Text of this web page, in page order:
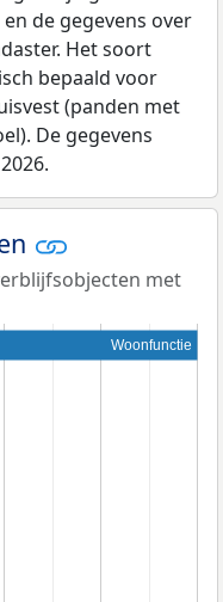
de gegevens over
Het soort
bepaald voor
(panden met
De gegevens
met
Woonfunctie